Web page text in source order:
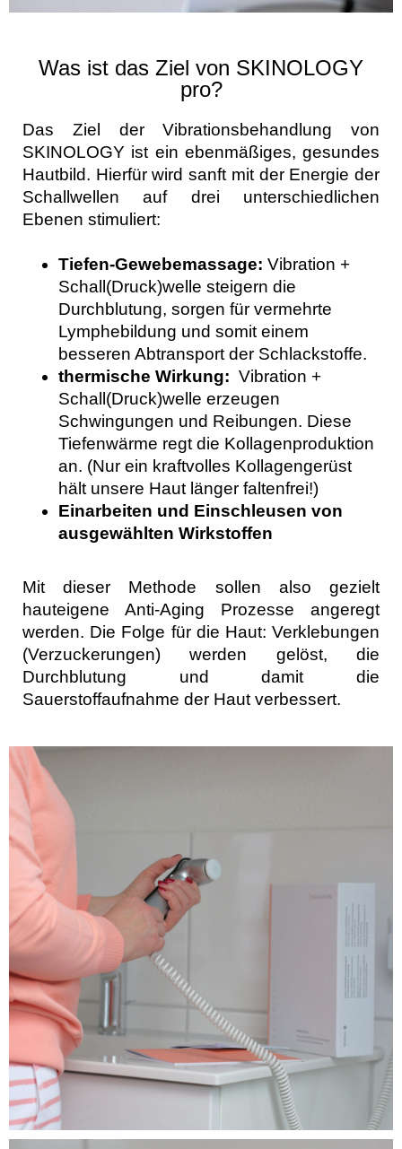
Was ist das Ziel von SKINOLOGY
pro?
Das Ziel der Vibrationsbehandlung von
SKINOLOGY ist ein ebenmäßiges, gesundes
Hautbild. Hierfür wird sanft mit der Energie der
Schallwellen auf drei unterschiedlichen
Ebenen stimuliert:
Tiefen-Gewebemassage: Vibration +
Schall(Druck)welle steigern die
Durchblutung, sorgen für vermehrte
Lymphebildung und somit einem
besseren Abtransport der Schlackstoffe.
thermische Wirkung: Vibration +
Schall(Druck)welle erzeugen
Schwingungen und Reibungen. Diese
Tiefenwärme regt die Kollagenproduktion
an. (Nur ein kraftvolles Kollagengerüst
hält unsere Haut länger faltenfrei!)
Einarbeiten und Einschleusen von
ausgewählten Wirkstoffen
Mit dieser Methode sollen also gezielt
hauteigene Anti-Aging Prozesse angeregt
werden. Die Folge für die Haut: Verklebungen
(Verzuckerungen) werden gelöst, die
Durchblutung und damit die
Sauerstoffaufnahme der Haut verbessert.